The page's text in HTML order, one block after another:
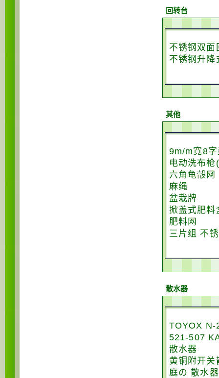
回转台
不锈钢双面
不锈钢升
其他
9m/m寛8
电动洗布枪
六角龟瞉网
麻绳
盆栽牌
掀盖式肥料
肥料网
三片组 不
散水器
TOYOX N-
521-507
散水器
黄铜附开关
庭の 散水